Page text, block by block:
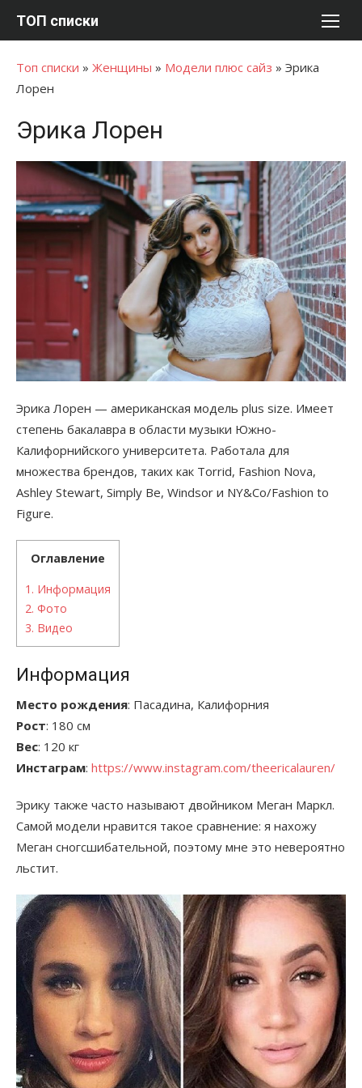
ТОП списки
Топ списки » Женщины » Модели плюс сайз » Эрика
Лорен
Эрика Лорен
Эрика Лорен — американская модель plus size. Имеет
степень бакалавра в области музыки Южно-
Калифорнийского университета. Работала для
множества брендов, таких как Torrid, Fashion Nova,
Ashley Stewart, Simply Be, Windsor и NY&Co/Fashion to
Figure.
Оглавление
1. Информация
2. Фото
3. Видео
Информация
Место рождения: Пасадина, Калифорния
Рост: 180 см
Вес: 120 кг
Инстаграм: https://www.instagram.com/theericalauren/
Эрику также часто называют двойником Меган Маркл.
Самой модели нравится такое сравнение: я нахожу
Меган сногсшибательной, поэтому мне это невероятно
льстит.